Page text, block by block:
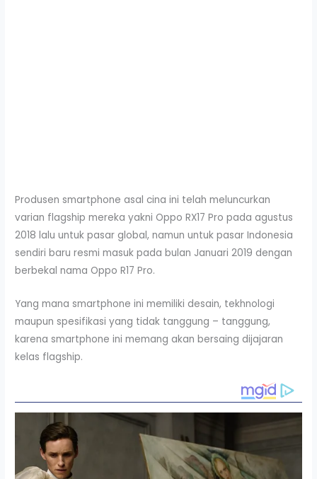
Produsen smartphone asal cina ini telah meluncurkan
varian flagship mereka yakni Oppo RX17 Pro pada agustus
2018 lalu untuk pasar global, namun untuk pasar Indonesia
sendiri baru resmi masuk pada bulan Januari 2019 dengan
berbekal nama Oppo R17 Pro.
Yang mana smartphone ini memiliki desain, tekhnologi
maupun spesifikasi yang tidak tanggung – tanggung,
karena smartphone ini memang akan bersaing dijajaran
kelas flagship.